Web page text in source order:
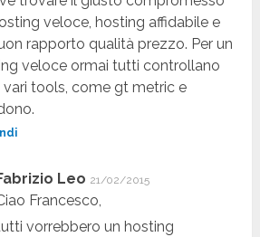
veloce, hosting affidabile e
rapporto qualità prezzo. Per un
veloce ormai tutti controllano
vari tools, come gt metric e
Leo 21/02/2015
Francesco,
vorrebbero un hosting